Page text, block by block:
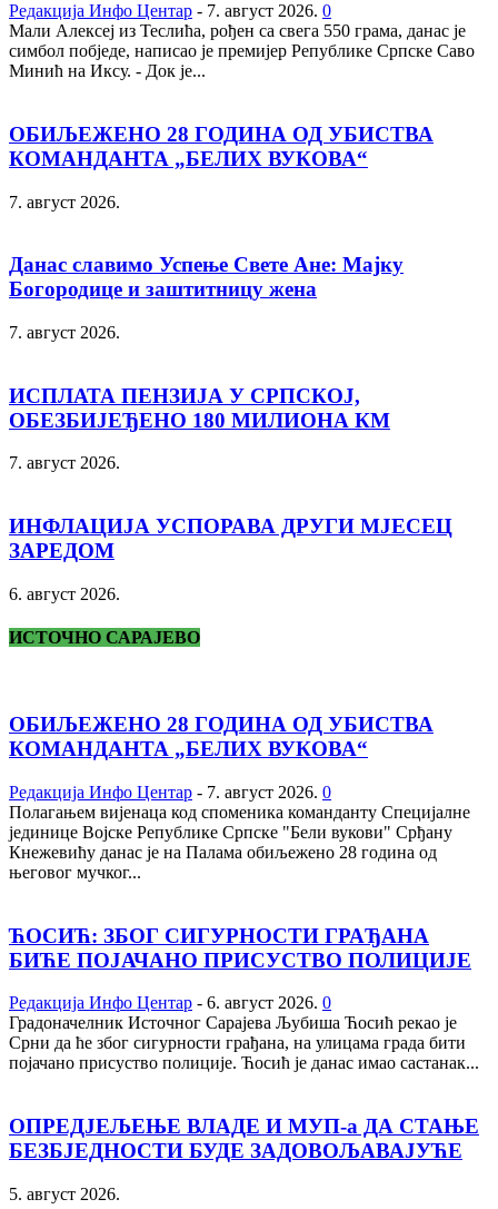
Редакција Инфо Центар - 7. август 2026. 0
Мали Алексеј из Теслића, рођен са свега 550 грама, данас је
симбол побједе, написао је премијер Републике Српске Саво
Минић на Иксу. - Док је...
ОБИЉЕЖЕНО 28 ГОДИНА ОД УБИСТВА
КОМАНДАНТА „БЕЛИХ ВУКОВА“
7. август 2026.
Данас славимо Успење Свете Ане: Мајку
Богородице и заштитницу жена
7. август 2026.
ИСПЛАТА ПЕНЗИЈА У СРПСКОЈ,
ОБЕЗБИЈЕЂЕНО 180 МИЛИОНА КМ
7. август 2026.
ИНФЛАЦИЈА УСПОРАВА ДРУГИ МЈЕСЕЦ
ЗАРЕДОМ
6. август 2026.
ИСТОЧНО САРАЈЕВО
ОБИЉЕЖЕНО 28 ГОДИНА ОД УБИСТВА
КОМАНДАНТА „БЕЛИХ ВУКОВА“
Редакција Инфо Центар - 7. август 2026. 0
Полагањем вијенаца код споменика команданту Специјалне
јединице Војске Републике Српске "Бели вукови" Срђану
Кнежевићу данас је на Палама обиљежено 28 година од
његовог мучког...
ЋОСИЋ: ЗБОГ СИГУРНОСТИ ГРАЂАНА
БИЋЕ ПОЈАЧАНО ПРИСУСТВО ПОЛИЦИЈЕ
Редакција Инфо Центар - 6. август 2026. 0
Градоначелник Источног Сарајева Љубиша Ћосић рекао је
Срни да ће због сигурности грађана, на улицама града бити
појачано присуство полиције. Ћосић је данас имао састанак...
ОПРЕД‌ЈЕЉЕЊЕ ВЛАДЕ И МУП-а ДА СТАЊЕ
БЕЗБЈЕДНОСТИ БУДЕ ЗАДОВОЉАВАЈУЋЕ
5. август 2026.